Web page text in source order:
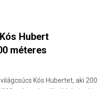
Hubert
méteres
Kós Hubertet, aki 200